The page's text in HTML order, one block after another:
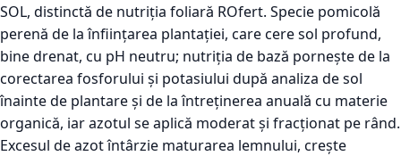
SOL, distinctă de nutriția foliară ROfert. Specie pomicolă
perenă de la înființarea plantației, care cere sol profund,
bine drenat, cu pH neutru; nutriția de bază pornește de la
corectarea fosforului și potasiului după analiza de sol
înainte de plantare și de la întreținerea anuală cu materie
organică, iar azotul se aplică moderat și fracționat pe rând.
Excesul de azot întârzie maturarea lemnului, crește